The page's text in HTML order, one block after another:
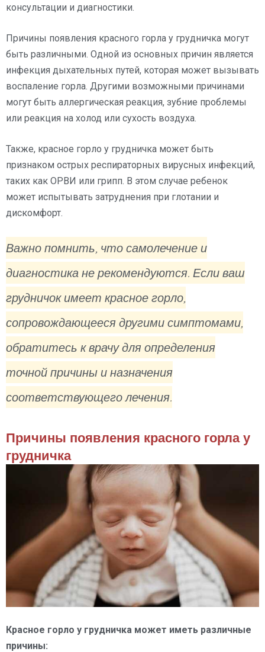
консультации и диагностики.
Причины появления красного горла у грудничка могут
быть различными. Одной из основных причин является
инфекция дыхательных путей, которая может вызывать
воспаление горла. Другими возможными причинами
могут быть аллергическая реакция, зубние проблемы
или реакция на холод или сухость воздуха.
Также, красное горло у грудничка может быть
признаком острых респираторных вирусных инфекций,
таких как ОРВИ или грипп. В этом случае ребенок
может испытывать затруднения при глотании и
дискомфорт.
Важно помнить, что самолечение и
диагностика не рекомендуются. Если ваш
грудничок имеет красное горло,
сопровождающееся другими симптомами,
обратитесь к врачу для определения
точной причины и назначения
соответствующего лечения.
Причины появления красного горла у
грудничка
Красное горло у грудничка может иметь различные
причины: